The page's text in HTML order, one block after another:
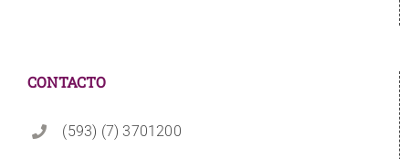
CONTACTO
(593) (7) 3701200